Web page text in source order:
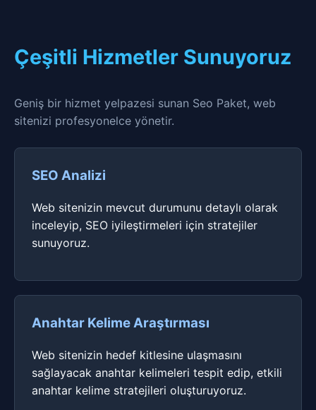
Çeşitli Hizmetler Sunuyoruz
Geniş bir hizmet yelpazesi sunan Seo Paket, web
sitenizi profesyonelce yönetir.
SEO Analizi
Web sitenizin mevcut durumunu detaylı olarak
inceleyip, SEO iyileştirmeleri için stratejiler
sunuyoruz.
Anahtar Kelime Araştırması
Web sitenizin hedef kitlesine ulaşmasını
sağlayacak anahtar kelimeleri tespit edip, etkili
anahtar kelime stratejileri oluşturuyoruz.